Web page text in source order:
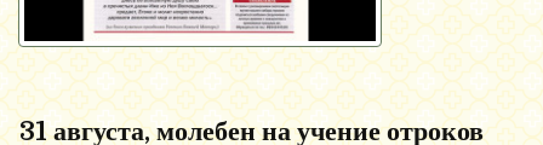
31 августа, молебен на учение отроков